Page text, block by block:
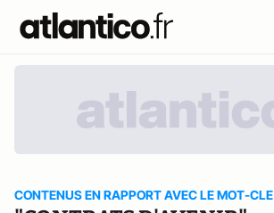
CONTENUS EN RAPPORT AVEC LE MOT-CLE